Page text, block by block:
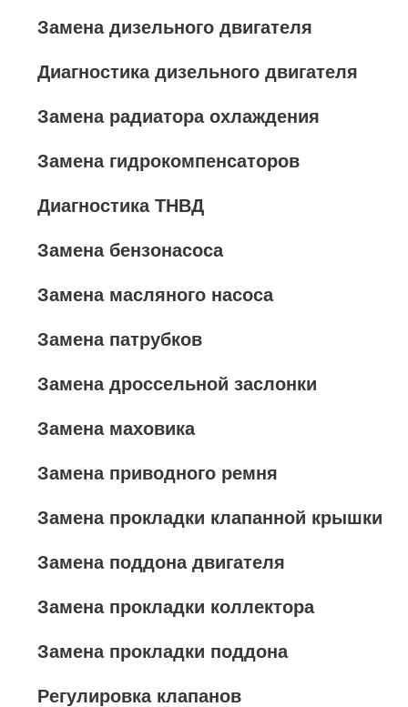
Замена дизельного двигателя
Диагностика дизельного двигателя
Замена радиатора охлаждения
Замена гидрокомпенсаторов
Диагностика ТНВД
Замена бензонасоса
Замена масляного насоса
Замена патрубков
Замена дроссельной заслонки
Замена маховика
Замена приводного ремня
Замена прокладки клапанной крышки
Замена поддона двигателя
Замена прокладки коллектора
Замена прокладки поддона
Регулировка клапанов